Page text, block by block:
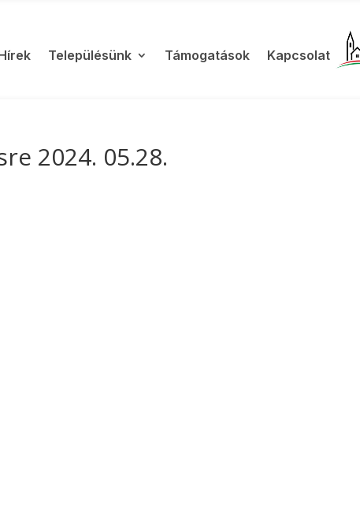
Településünk Támogatások Kapcsolat
2024. 05.28.